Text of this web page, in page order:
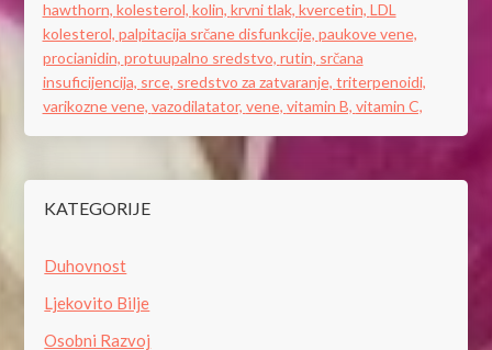
hawthorn, kolesterol, kolin, krvni tlak, kvercetin, LDL
kolesterol, palpitacija srčane disfunkcije, paukove vene,
procianidin, protuupalno sredstvo, rutin, srčana
insuficijencija, srce, sredstvo za zatvaranje, triterpenoidi,
varikozne vene, vazodilatator, vene, vitamin B, vitamin C,
KATEGORIJE
Duhovnost
Ljekovito Bilje
Osobni Razvoj